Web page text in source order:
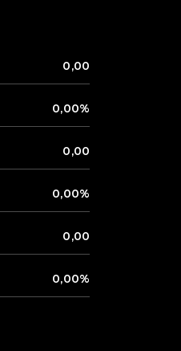
0,00
0,00%
0,00
0,00%
0,00
0,00%